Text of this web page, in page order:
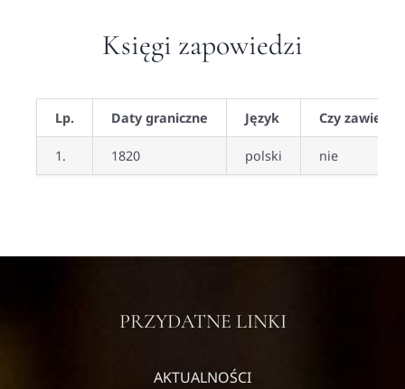
Księgi zapowiedzi
Lp. Daty graniczne Język Czy zawiera
1. 1820 polski nie
PRZYDATNE LINKI
AKTUALNOŚCI